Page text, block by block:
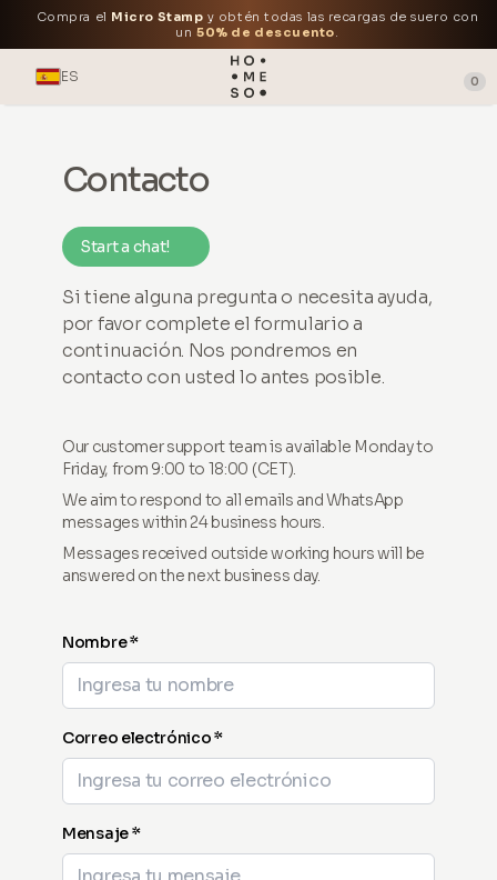
Compra el Micro Stamp y obtén todas las recargas de suero con
un50% de descuento.
ES 0
Contacto
Start a chat!
Si tiene alguna pregunta o necesita ayuda,
por favor complete el formulario a
continuación. Nos pondremos en
contacto con usted lo antes posible.
Our customer support team is available Monday to
Friday, from 9:00 to 18:00 (CET).
We aim to respond to all emails and WhatsApp
messages within 24 business hours.
Messages received outside working hours will be
answered on the next business day.
Nombre *
Correo electrónico *
Mensaje *